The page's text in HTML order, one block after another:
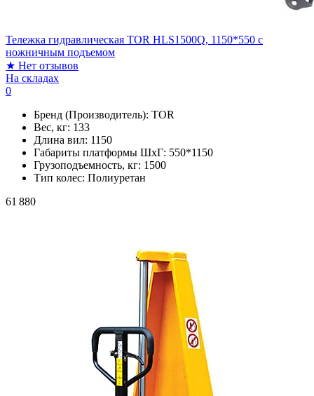
Тележка гидравлическая TOR HLS1500Q, 1150*550 c
ножничным подъемом
★ Нет отзывов
На складах
0
Бренд (Производитель): TOR
Вес, кг: 133
Длина вил: 1150
Габариты платформы ШxГ: 550*1150
Грузоподъемность, кг: 1500
Тип колес: Полиуретан
61 880